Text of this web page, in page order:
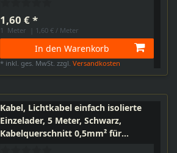
1,60 € *
1 Meter | 1,60 € / Meter
In den Warenkorb
* inkl. ges. MwSt. zzgl.Versandkosten
Kabel, Lichtkabel einfach isolierte
Einzelader, 5 Meter, Schwarz,
Kabelquerschnitt 0,5mm² für